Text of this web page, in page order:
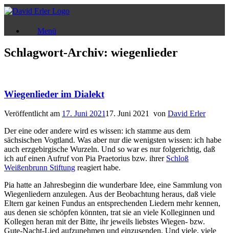
Zum
Inhalt
Menü
Schlagwort-Archiv: wiegenlieder
Wiegenlieder im Dialekt
Veröffentlicht am 17. Juni 202117. Juni 2021 von David Erler
Der eine oder andere wird es wissen: ich stamme aus dem
sächsischen Vogtland. Was aber nur die wenigsten wissen: ich habe
auch erzgebirgische Wurzeln. Und so war es nur folgerichtig, daß
ich auf einen Aufruf von Pia Praetorius bzw. ihrer Schloß
Weißenbrunn Stiftung reagiert habe.
Pia hatte an Jahresbeginn die wunderbare Idee, eine Sammlung von
Wiegenliedern anzulegen. Aus der Beobachtung heraus, daß viele
Eltern gar keinen Fundus an entsprechenden Liedern mehr kennen,
aus denen sie schöpfen könnten, trat sie an viele Kolleginnen und
Kollegen heran mit der Bitte, ihr jeweils liebstes Wiegen- bzw.
Gute-Nacht-Lied aufzunehmen und einzusenden. Und viele, viele